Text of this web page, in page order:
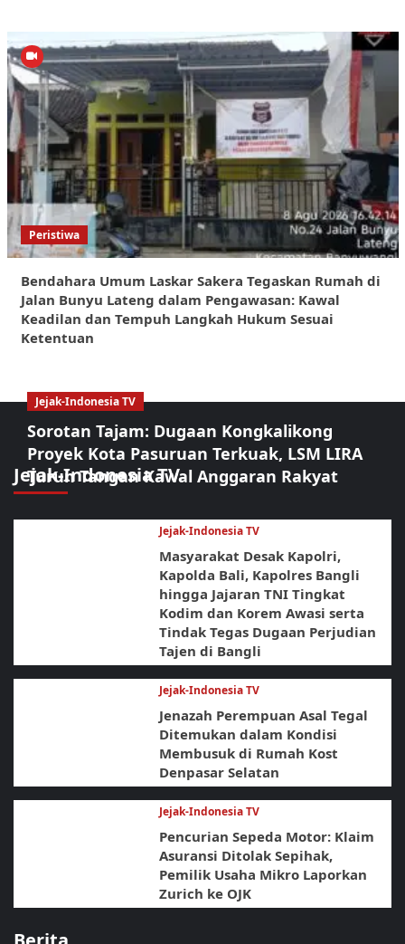
Peristiwa
Bendahara Umum Laskar Sakera Tegaskan Rumah di
Jalan Bunyu Lateng dalam Pengawasan: Kawal
Keadilan dan Tempuh Langkah Hukum Sesuai
Ketentuan
Jejak-Indonesia TV
Jejak-Indonesia TV
Sorotan Tajam: Dugaan Kongkalikong
Proyek Kota Pasuruan Terkuak, LSM LIRA
Turun Tangan Kawal Anggaran Rakyat
Jejak-Indonesia TV
Masyarakat Desak Kapolri,
Kapolda Bali, Kapolres Bangli
hingga Jajaran TNI Tingkat
Kodim dan Korem Awasi serta
Tindak Tegas Dugaan Perjudian
Tajen di Bangli
Jejak-Indonesia TV
Jenazah Perempuan Asal Tegal
Ditemukan dalam Kondisi
Membusuk di Rumah Kost
Denpasar Selatan
Jejak-Indonesia TV
Pencurian Sepeda Motor: Klaim
Asuransi Ditolak Sepihak,
Pemilik Usaha Mikro Laporkan
Zurich ke OJK